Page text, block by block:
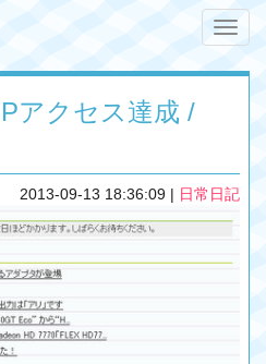
Toggle
アクセス達成 /
2013-09-13 18:36:09 | 日常日記